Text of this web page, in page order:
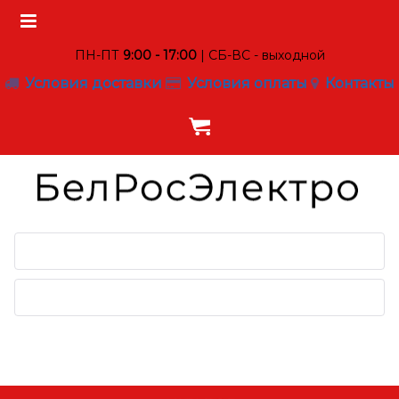
ПН-ПТ 9:00 - 17:00| СБ-ВС - выходной
Условия доставки Условия оплаты Контакты